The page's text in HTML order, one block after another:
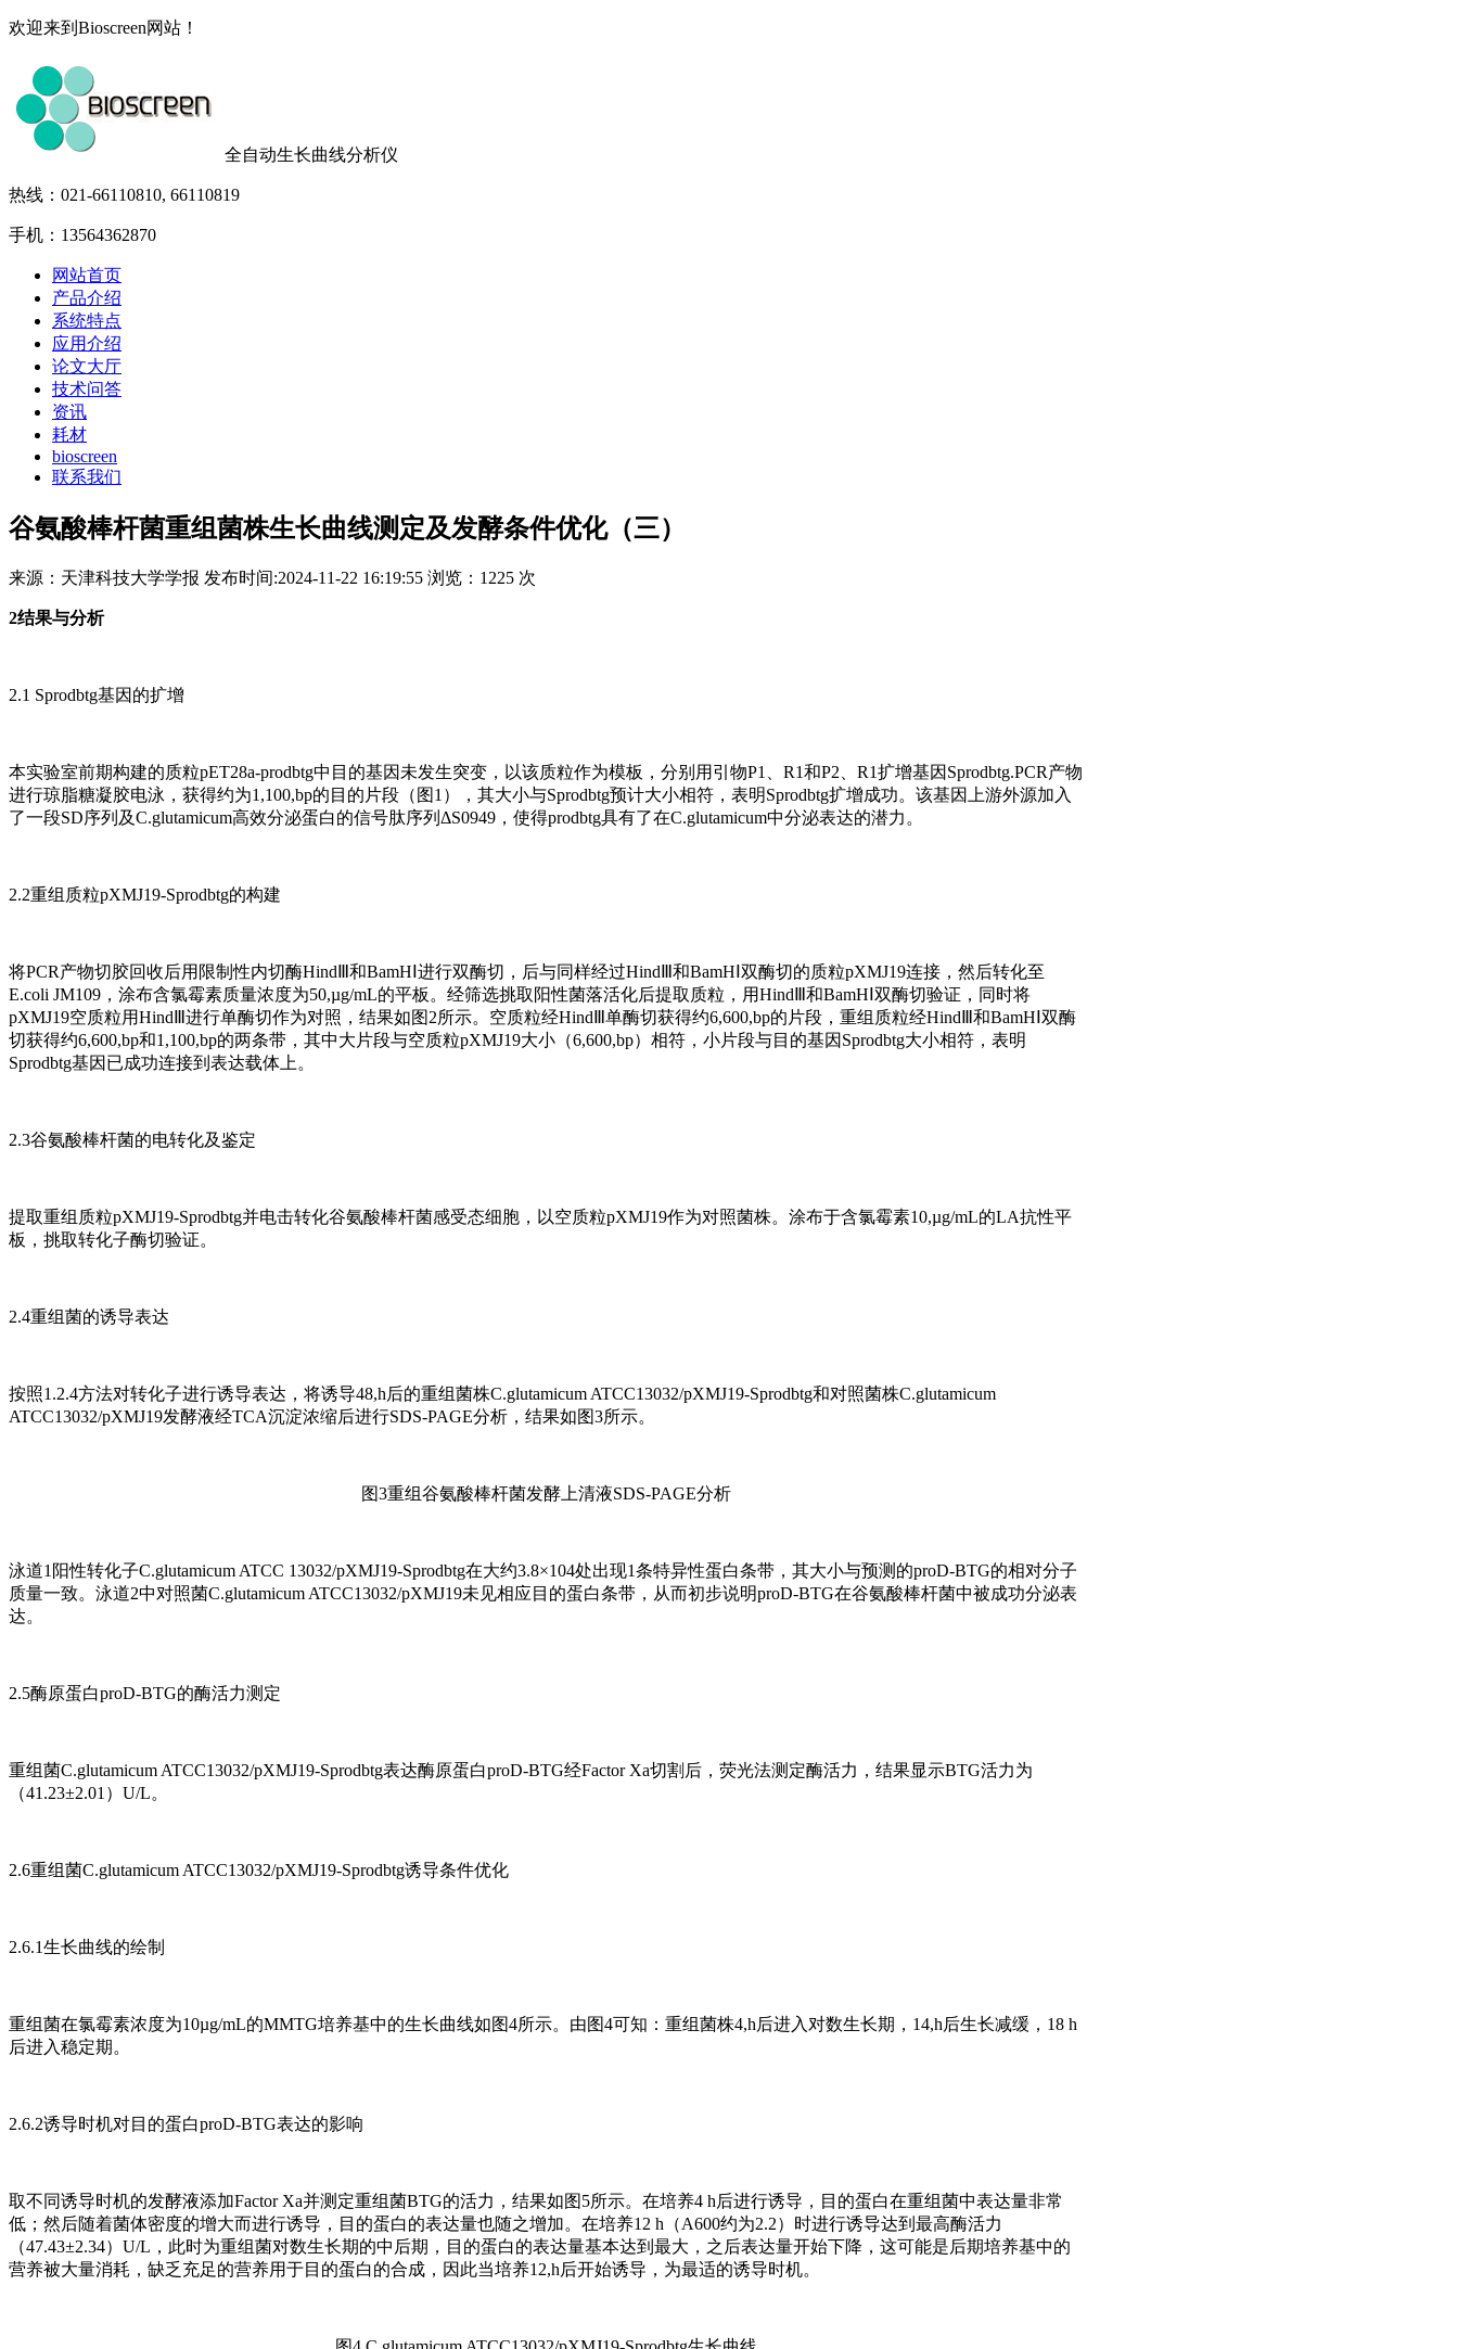
欢迎来到Bioscreen网站！
全自动生长曲线分析仪
热线：021-66110810, 66110819
手机：13564362870
网站首页
产品介绍
系统特点
应用介绍
论文大厅
技术问答
资讯
耗材
bioscreen
联系我们
谷氨酸棒杆菌重组菌株生长曲线测定及发酵条件优化（三）
来源： 天津科技大学学报 发布时间:2024-11-22 16:19:55 浏览： 1225 次
2结果与分析
2.1 Sprodbtg基因的扩增
本实验室前期构建的质粒pET28a-prodbtg中目的基因未发生突变，以该质粒作为模板，分别用引物P1、R1和P2、R1扩增基因Sprodbtg.PCR产物
进行琼脂糖凝胶电泳，获得约为1,100,bp的目的片段（图1），其大小与Sprodbtg预计大小相符，表明Sprodbtg扩增成功。该基因上游外源加入
了一段SD序列及C.glutamicum高效分泌蛋白的信号肽序列ΔS0949，使得prodbtg具有了在C.glutamicum中分泌表达的潜力。
2.2重组质粒pXMJ19-Sprodbtg的构建
将PCR产物切胶回收后用限制性内切酶HindⅢ和BamHⅠ进行双酶切，后与同样经过HindⅢ和BamHⅠ双酶切的质粒pXMJ19连接，然后转化至
E.coli JM109，涂布含氯霉素质量浓度为50,µg/mL的平板。经筛选挑取阳性菌落活化后提取质粒，用HindⅢ和BamHⅠ双酶切验证，同时将
pXMJ19空质粒用HindⅢ进行单酶切作为对照，结果如图2所示。空质粒经HindⅢ单酶切获得约6,600,bp的片段，重组质粒经HindⅢ和BamHⅠ双酶
切获得约6,600,bp和1,100,bp的两条带，其中大片段与空质粒pXMJ19大小（6,600,bp）相符，小片段与目的基因Sprodbtg大小相符，表明
Sprodbtg基因已成功连接到表达载体上。
2.3谷氨酸棒杆菌的电转化及鉴定
提取重组质粒pXMJ19-Sprodbtg并电击转化谷氨酸棒杆菌感受态细胞，以空质粒pXMJ19作为对照菌株。涂布于含氯霉素10,µg/mL的LA抗性平
板，挑取转化子酶切验证。
2.4重组菌的诱导表达
按照1.2.4方法对转化子进行诱导表达，将诱导48,h后的重组菌株C.glutamicum ATCC13032/pXMJ19-Sprodbtg和对照菌株C.glutamicum
ATCC13032/pXMJ19发酵液经TCA沉淀浓缩后进行SDS-PAGE分析，结果如图3所示。
图3重组谷氨酸棒杆菌发酵上清液SDS-PAGE分析
泳道1阳性转化子C.glutamicum ATCC 13032/pXMJ19-Sprodbtg在大约3.8×104处出现1条特异性蛋白条带，其大小与预测的proD-BTG的相对分子
质量一致。泳道2中对照菌C.glutamicum ATCC13032/pXMJ19未见相应目的蛋白条带，从而初步说明proD-BTG在谷氨酸棒杆菌中被成功分泌表
达。
2.5酶原蛋白proD-BTG的酶活力测定
重组菌C.glutamicum ATCC13032/pXMJ19-Sprodbtg表达酶原蛋白proD-BTG经Factor Xa切割后，荧光法测定酶活力，结果显示BTG活力为
（41.23±2.01）U/L。
2.6重组菌C.glutamicum ATCC13032/pXMJ19-Sprodbtg诱导条件优化
2.6.1生长曲线的绘制
重组菌在氯霉素浓度为10µg/mL的MMTG培养基中的生长曲线如图4所示。由图4可知：重组菌株4,h后进入对数生长期，14,h后生长减缓，18 h
后进入稳定期。
2.6.2诱导时机对目的蛋白proD-BTG表达的影响
取不同诱导时机的发酵液添加Factor Xa并测定重组菌BTG的活力，结果如图5所示。在培养4 h后进行诱导，目的蛋白在重组菌中表达量非常
低；然后随着菌体密度的增大而进行诱导，目的蛋白的表达量也随之增加。在培养12 h（A600约为2.2）时进行诱导达到最高酶活力
（47.43±2.34）U/L，此时为重组菌对数生长期的中后期，目的蛋白的表达量基本达到最大，之后表达量开始下降，这可能是后期培养基中的
营养被大量消耗，缺乏充足的营养用于目的蛋白的合成，因此当培养12,h后开始诱导，为最适的诱导时机。